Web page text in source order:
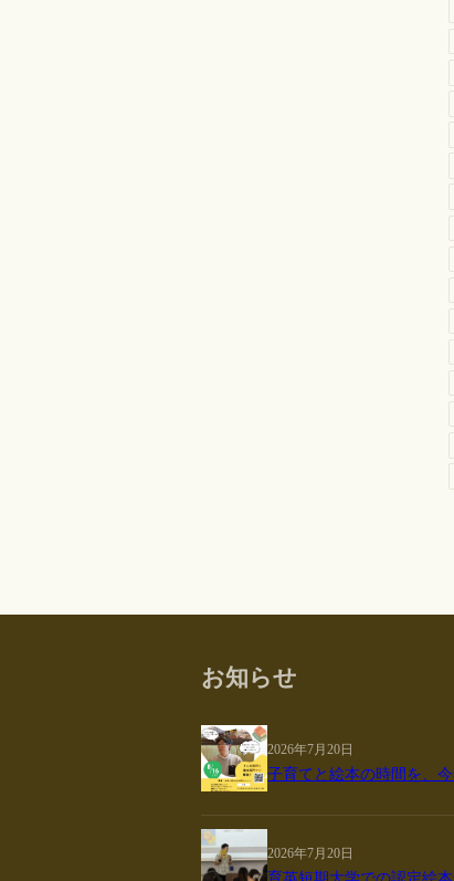
お知らせ
2026年7月20日
子育てと絵本の時間を、
2026年7月20日